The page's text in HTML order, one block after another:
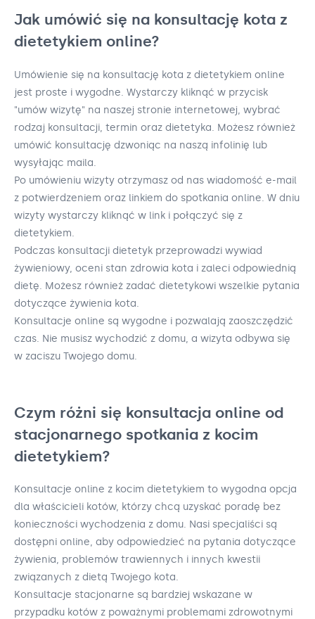
Jak umówić się na konsultację kota z
dietetykiem online?
Umówienie się na konsultację kota z dietetykiem online
jest proste i wygodne. Wystarczy kliknąć w przycisk
"umów wizytę" na naszej stronie internetowej, wybrać
rodzaj konsultacji, termin oraz dietetyka. Możesz również
umówić konsultację dzwoniąc na naszą infolinię lub
wysyłając maila.
Po umówieniu wizyty otrzymasz od nas wiadomość e-mail
z potwierdzeniem oraz linkiem do spotkania online. W dniu
wizyty wystarczy kliknąć w link i połączyć się z
dietetykiem.
Podczas konsultacji dietetyk przeprowadzi wywiad
żywieniowy, oceni stan zdrowia kota i zaleci odpowiednią
dietę. Możesz również zadać dietetykowi wszelkie pytania
dotyczące żywienia kota.
Konsultacje online są wygodne i pozwalają zaoszczędzić
czas. Nie musisz wychodzić z domu, a wizyta odbywa się
w zaciszu Twojego domu.
Czym różni się konsultacja online od
stacjonarnego spotkania z kocim
dietetykiem?
Konsultacje online z kocim dietetykiem to wygodna opcja
dla właścicieli kotów, którzy chcą uzyskać poradę bez
konieczności wychodzenia z domu. Nasi specjaliści są
dostępni online, aby odpowiedzieć na pytania dotyczące
żywienia, problemów trawiennych i innych kwestii
związanych z dietą Twojego kota.
Konsultacje stacjonarne są bardziej wskazane w
przypadku kotów z poważnymi problemami zdrowotnymi